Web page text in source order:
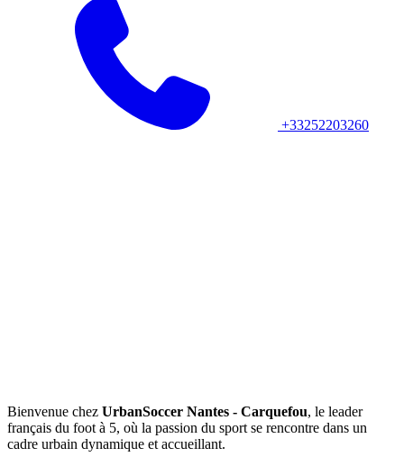
+33252203260
Bienvenue chez UrbanSoccer Nantes - Carquefou, le leader
français du foot à 5, où la passion du sport se rencontre dans un
cadre urbain dynamique et accueillant.